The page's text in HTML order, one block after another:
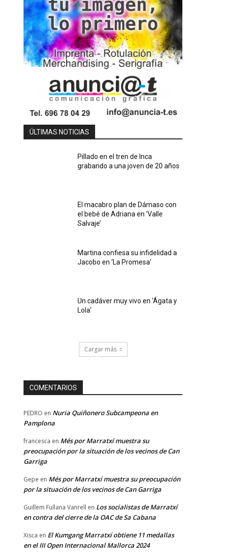
ÚLTIMAS NOTICIAS
Pillado en el tren de Inca
grabando a una joven de 20 años
El macabro plan de Dámaso con
el bebé de Adriana en ‘Valle
Salvaje’
Martina confiesa su infidelidad a
Jacobo en ‘La Promesa’
Un cadáver muy vivo en ‘Ágata y
Lola’
Cargar más
COMENTARIOS
PEDRO en Nuria Quiñonero Subcampeona en
Pamplona
francesca en Més por Marratxí muestra su
preocupación por la situación de los vecinos de Can
Garriga
Gepe en Més por Marratxí muestra su preocupación
por la situación de los vecinos de Can Garriga
Guillem Fullana Vanrell en Los socialistas de Marratxí
en contra del cierre de la OAC de Sa Cabana
Xisca en El Kumgang Marratxí obtiene 11 medallas
en el III Open Internacional Mallorca 2024